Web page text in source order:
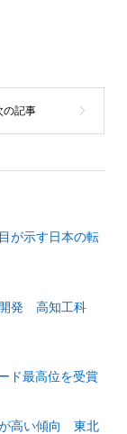
が示す日本の転
開発 高知工科
ド最高位を受賞
が高い傾向 東北